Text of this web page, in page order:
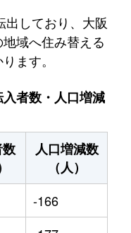
しており、大阪
域へ住み替える
ます。
者数・人口増減
人口増減数
（人）
-166